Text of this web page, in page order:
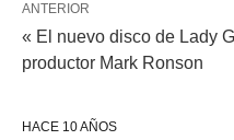
ANTERIOR
« El nuevo disco de Lady
productor Mark Ronson
HACE 10 AÑOS